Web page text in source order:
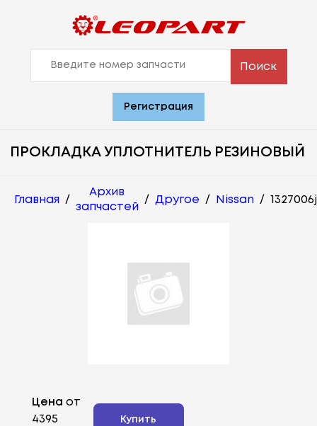
Поиск
Регистрация
ПРОКЛАДКА УПЛОТНИТЕЛЬ РЕЗИНОВЫЙ
Главная /
Архив
запчастей
/ Другое / Nissan /
Цена от
4395
Купить